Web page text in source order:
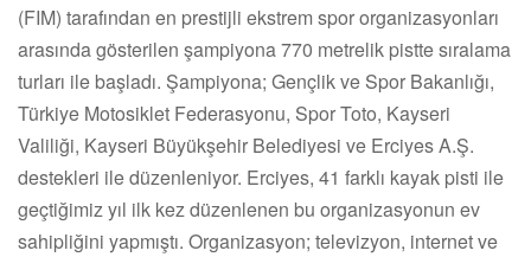
(FIM) tarafından en prestijli ekstrem spor organizasyonları
arasında gösterilen şampiyona 770 metrelik pistte sıralama
turları ile başladı. Şampiyona; Gençlik ve Spor Bakanlığı,
Türkiye Motosiklet Federasyonu, Spor Toto, Kayseri
Valiliği, Kayseri Büyükşehir Belediyesi ve Erciyes A.Ş.
destekleri ile düzenleniyor. Erciyes, 41 farklı kayak pisti ile
geçtiğimiz yıl ilk kez düzenlenen bu organizasyonun ev
sahipliğini yapmıştı. Organizasyon; televizyon, internet ve